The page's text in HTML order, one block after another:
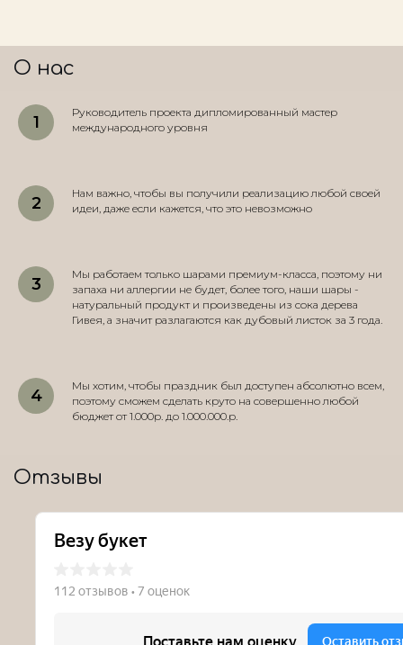
О нас
Руководитель проекта дипломированный мастер
международного уровня
Нам важно, чтобы вы получили реализацию любой своей
идеи, даже если кажется, что это невозможно
Мы работаем только шарами премиум-класса, поэтому ни
запаха ни аллергии не будет, более того, наши шары -
натуральный продукт и произведены из сока дерева
Гивея, а значит разлагаются как дубовый листок за 3 года.
Мы хотим, чтобы праздник был доступен абсолютно всем,
поэтому сможем сделать круто на совершенно любой
бюджет от 1.000р. до 1.000.000.р.
Отзывы